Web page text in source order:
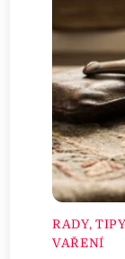
RADY,
VAŘENÍ